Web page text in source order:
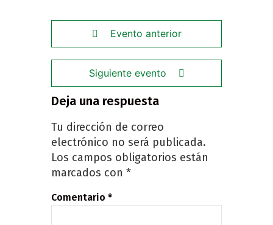
Evento anterior
Siguiente evento
Deja una respuesta
Tu dirección de correo
electrónico no será publicada.
Los campos obligatorios están
marcados con *
Comentario *